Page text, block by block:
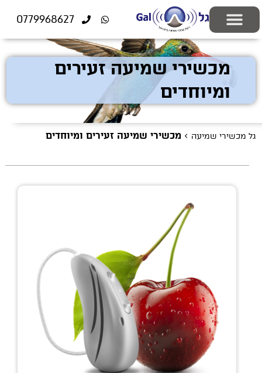
לתוכן
0779968627
מכשירי שמיעה זעירים
ומיוחדים
גל מכשירי שמיעה > מכשירי שמיעה זעירים ומיוחדים